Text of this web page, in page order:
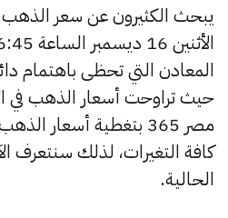
يبحث الكثيرون عن سعر الذهب
المعادن التي تحظى باهتمام
حيث تراوحت أسعار الذهب في
مصر 365 بتغطية أسعار
كافة التغيرات، لذلك سنتعرف
الحالية.